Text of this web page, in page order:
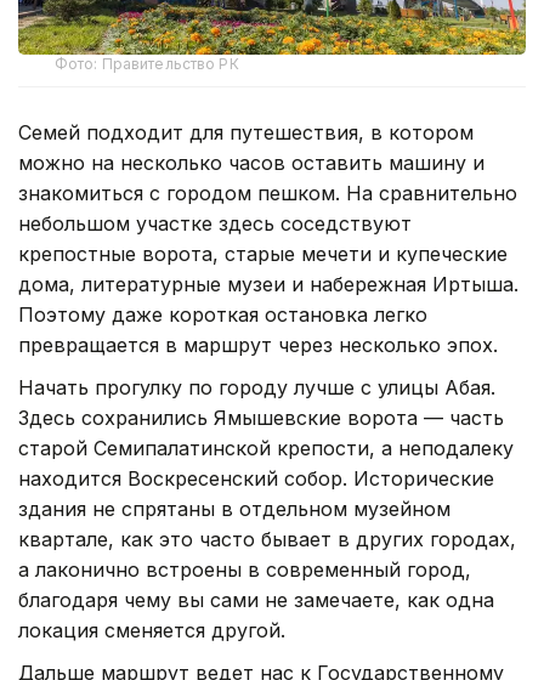
Фото: Правительство РК
Семей подходит для путешествия, в котором
можно на несколько часов оставить машину и
знакомиться с городом пешком. На сравнительно
небольшом участке здесь соседствуют
крепостные ворота, старые мечети и купеческие
дома, литературные музеи и набережная Иртыша.
Поэтому даже короткая остановка легко
превращается в маршрут через несколько эпох.
Начать прогулку по городу лучше с улицы Абая.
Здесь сохранились Ямышевские ворота — часть
старой Семипалатинской крепости, а неподалеку
находится Воскресенский собор. Исторические
здания не спрятаны в отдельном музейном
квартале, как это часто бывает в других городах,
а лаконично встроены в современный город,
благодаря чему вы сами не замечаете, как одна
локация сменяется другой.
Дальше маршрут ведет нас к Государственному